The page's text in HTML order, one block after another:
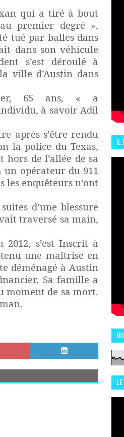
qui a tiré à bout
premier degré »,
tué par balles dans
dans son véhicule
s’est déroulé à
ville d’Austin dans
65 ans, « a
à savoir Adil
après s’être rendu
la police du Texas,
de l’allée de sa
un opérateur du 911
enquêteurs n’ont
d’une blessure
traversé sa main,
s’est Inscrit à
une maîtrise en
déménagé à Austin
Sa famille a
moment de sa mort.
IL